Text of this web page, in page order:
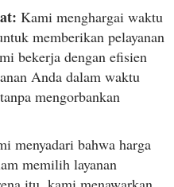
Kami menghargai waktu
memberikan pelayanan
bekerja dengan efisien
Anda dalam waktu
mengorbankan
menyadari bahwa harga
memilih layanan